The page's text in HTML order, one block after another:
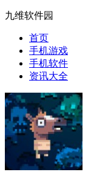
九维软件园
首页
手机游戏
手机软件
资讯大全